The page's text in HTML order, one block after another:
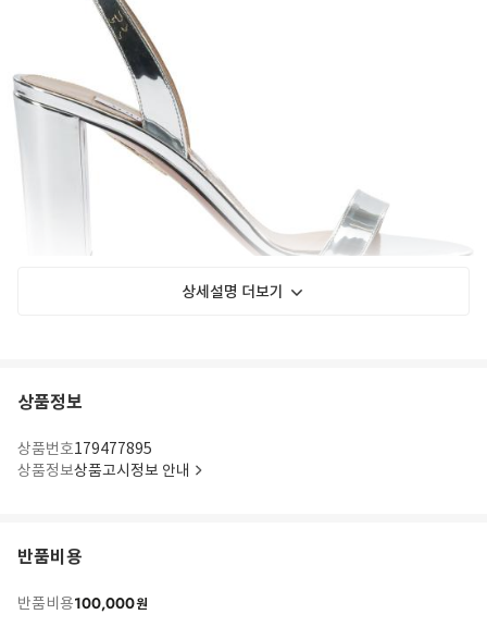
상세설명 더보기
상품정보
상품번호179477895
상품정보상품고시정보 안내
반품비용
반품비용100,000원